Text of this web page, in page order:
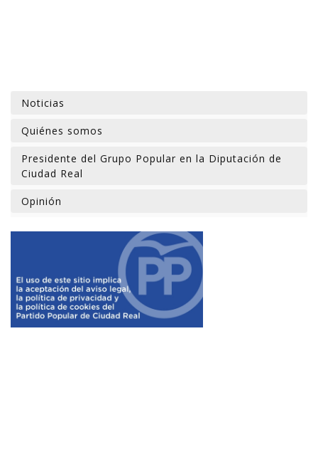
Noticias
Quiénes somos
Presidente del Grupo Popular en la Diputación de
Ciudad Real
Opinión